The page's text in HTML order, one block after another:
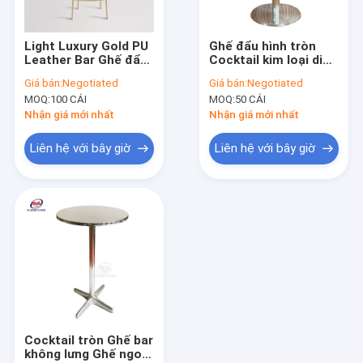
Các sản phẩm
Về chúng tôi
Tham quan nhà máy
Light Luxury Gold PU
Leather Bar Ghế đẩu
bar / quán cà phê
Giá bán:Negotiated
MOQ:100 CÁI
Nhận giá mới nhất
Liên hệ với bây giờ
Ghế đẩu hình tròn
Cocktail kim loại di
bằng gỗ
Giá bán:Negotiated
MOQ:50 CÁI
Nhận giá mới nhất
Liên hệ với bây giờ
Cocktail tròn Ghế bar
không lưng Ghế ngoài